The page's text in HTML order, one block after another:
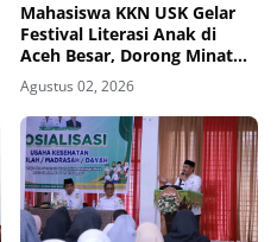
Mahasiswa KKN USK Gelar
Festival Literasi Anak di
Aceh Besar, Dorong Minat
Baca Sejak Dini
Agustus 02, 2026